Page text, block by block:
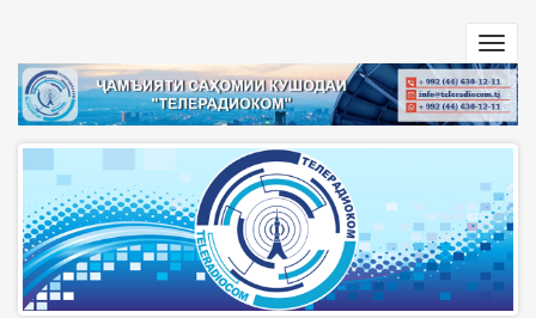
основному
содержанию